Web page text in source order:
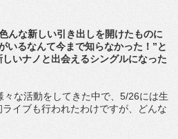
んな新しい引き出しを開けたものに
いるなんて今まで知らなかった！”と
いナノと出会えるシングルになった
な活動をしてきた中で、5/26には生
イブも行われたわけですが、どんな